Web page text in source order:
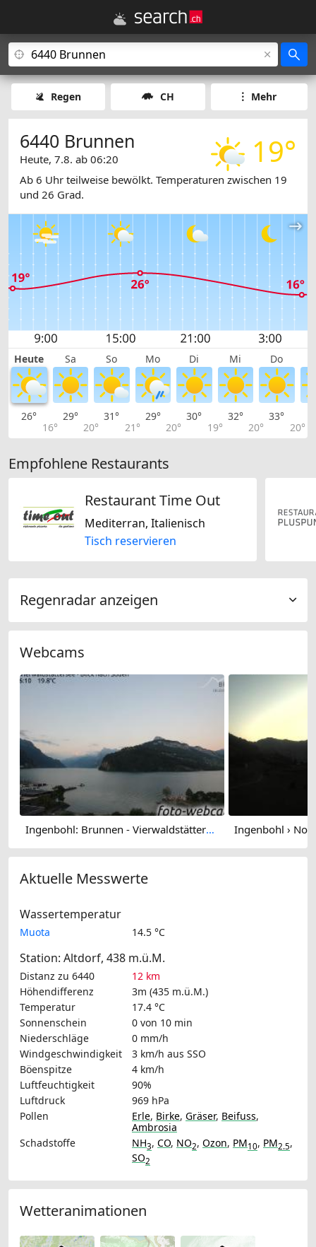
Regen CH Mehr
19°
6440 Brunnen
Heute, 7.8. ab 06:20
Ab 6 Uhr teilweise bewölkt. Temperaturen zwischen 19
und 26 Grad.
Heute Sa So Mo Di Mi Do
26°
16°
29°
20°
31°
21°
29°
20°
30°
19°
32°
20°
33°
20°
Empfohlene Restaurants
Restaurant Time Out
Mediterran, Italienisch
Tisch reservieren
Regenradar anzeigen
Webcams
Ingenbohl: Brunnen - Vierwaldstättersee - Blick nach Süden
Aktuelle Messwerte
Wassertemperatur
Muota 14.5 °C
Station: Altdorf, 438 m.ü.M.
Distanz zu 6440
12 km
Höhendifferenz
3m (435 m.ü.M.)
Temperatur
17.4 °C
Sonnenschein
0 von 10 min
Niederschläge
0 mm/h
Windgeschwindigkeit
3 km/h aus SSO
Böenspitze
4 km/h
Luftfeuchtigkeit
90%
Luftdruck
969 hPa
Pollen
Erle, Birke, Gräser, Beifuss,
Ambrosia
Schadstoffe
NH3, CO, NO2, Ozon, PM10, PM2.5,
SO2
Wetteranimationen